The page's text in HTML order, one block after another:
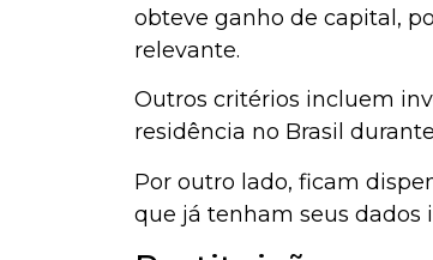
obteve ganho de capital,
relevante.
Outros critérios incluem
residência no Brasil
Por outro lado, ficam
que já tenham seus dados